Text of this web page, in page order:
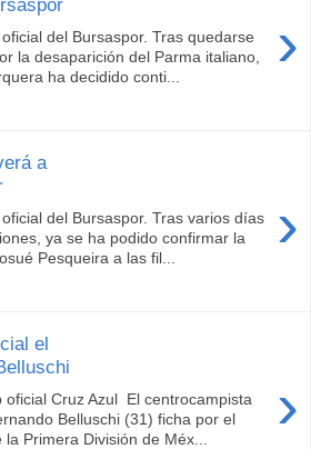
›
del Bursaspor. Tras quedarse
la desaparición del Parma italiano,
ha decidido conti...
a
›
del Bursaspor. Tras varios días
ya se ha podido confirmar la
Pesqueira a las fil...
el
›
oficial Cruz Azul El centrocampista
Belluschi (31) ficha por el
la Primera División de Méx...